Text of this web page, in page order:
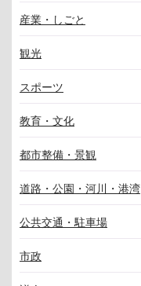
産業・しごと
観光
スポーツ
教育・文化
都市整備・景観
道路・公園・河川・港湾
公共交通・駐車場
市政